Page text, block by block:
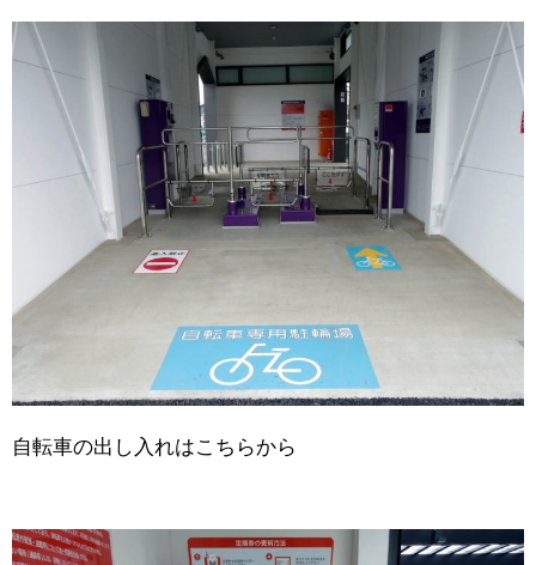
自転車の出し入れはこちらから